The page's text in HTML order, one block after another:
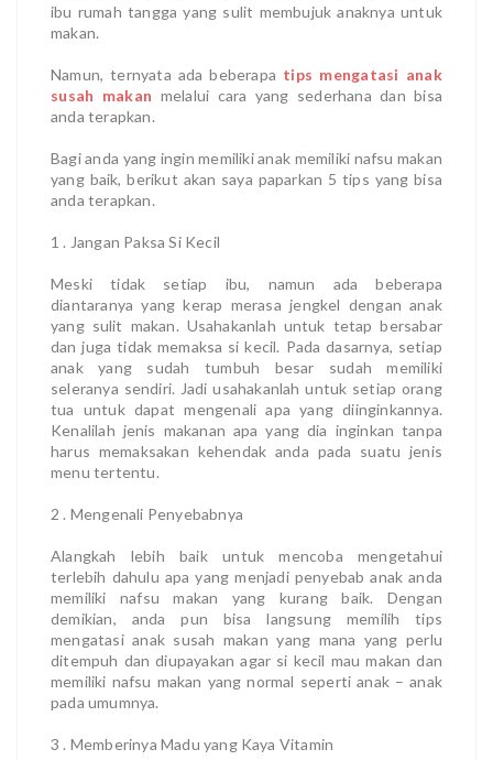
ibu rumah tangga yang sulit membujuk anaknya untuk
makan.
Namun, ternyata ada beberapa tips mengatasi anak
susah makan melalui cara yang sederhana dan bisa
anda terapkan.
Bagi anda yang ingin memiliki anak memiliki nafsu makan
yang baik, berikut akan saya paparkan 5 tips yang bisa
anda terapkan.
1 . Jangan Paksa Si Kecil
Meski tidak setiap ibu, namun ada beberapa
diantaranya yang kerap merasa jengkel dengan anak
yang sulit makan. Usahakanlah untuk tetap bersabar
dan juga tidak memaksa si kecil. Pada dasarnya, setiap
anak yang sudah tumbuh besar sudah memiliki
seleranya sendiri. Jadi usahakanlah untuk setiap orang
tua untuk dapat mengenali apa yang diinginkannya.
Kenalilah jenis makanan apa yang dia inginkan tanpa
harus memaksakan kehendak anda pada suatu jenis
menu tertentu.
2 . Mengenali Penyebabnya
Alangkah lebih baik untuk mencoba mengetahui
terlebih dahulu apa yang menjadi penyebab anak anda
memiliki nafsu makan yang kurang baik. Dengan
demikian, anda pun bisa langsung memilih tips
mengatasi anak susah makan yang mana yang perlu
ditempuh dan diupayakan agar si kecil mau makan dan
memiliki nafsu makan yang normal seperti anak – anak
pada umumnya.
3 . Memberinya Madu yang Kaya Vitamin